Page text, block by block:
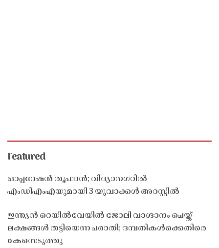
Featured
ഓപ്പറേഷൻ തൂഫാൻ; വിദ്യാനഗറിൽ
എംഡിഎംഎയുമായി 3 യുവാക്കൾ അറസ്റ്റിൽ
ഇന്ത്യൻ റെയിൽവേയിൽ ജോലി വാഗ്ദാനം ചെയ്ത്
ലക്ഷങ്ങൾ തട്ടിയെന്ന പരാതി; ദമ്പതികൾക്കെതിരെ
കേസെടുത്തു